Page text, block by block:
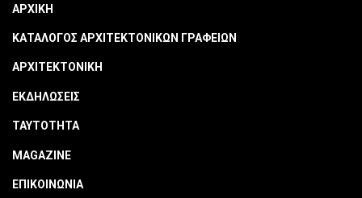
ΑΡΧΙΚΗ
ΚΑΤΑΛΟΓΟΣ ΑΡΧΙΤΕΚΤΟΝΙΚΩΝ ΓΡΑΦΕΙΩΝ
ΑΡΧΙΤΕΚΤΟΝΙΚΗ
ΕΚΔΗΛΩΣΕΙΣ
ΤΑΥΤΟΤΗΤΑ
MAGAZINE
ΕΠΙΚΟΙΝΩΝΙΑ